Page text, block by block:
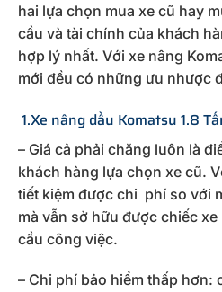
hai lựa chọn mua xe cũ hay
cầu và tài chính của khách
hợp lý nhất. Với xe nâng
mới đều có những ưu nhược
1.Xe nâng dầu Komatsu 1.8
– Giá cả phải chăng luôn là
khách hàng lựa chọn xe cũ.
tiết kiệm được chi phí so với
mà vẫn sở hữu được chiếc
cầu công việc.
– Chi phí bảo hiểm thấp hơn: